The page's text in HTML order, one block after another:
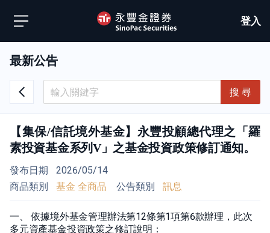
登入
最新公告
搜 尋
【集保/信託境外基金】永豐投顧總代理之「羅
素投資基金系列V」之基金投資政策修訂通知。
發布日期
2026/05/14
商品類別
基金 全商品 公告類別 訊息
一、 依據境外基金管理辦法第12條第1項第6款辦理，此次
多元資產基金投資政策之修訂說明：